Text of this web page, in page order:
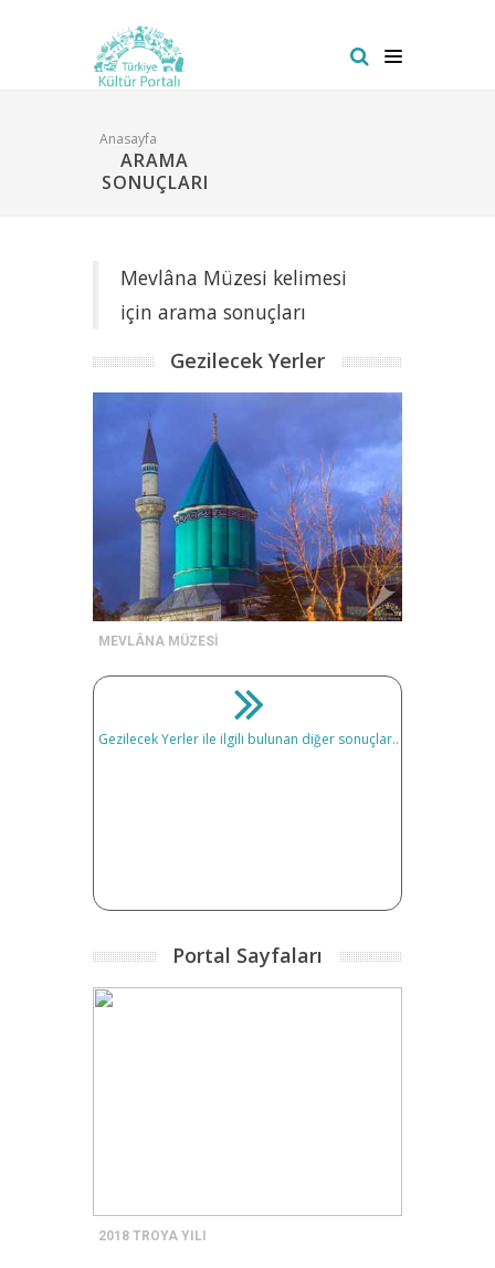
Anasayfa
ARAMA
SONUÇLARI
Mevlâna Müzesi kelimesi
için arama sonuçları
Gezilecek Yerler
MEVLÂNA MÜZESİ
Gezilecek Yerler ile ilgili bulunan diğer sonuçlar..
Portal Sayfaları
2018 TROYA YILI